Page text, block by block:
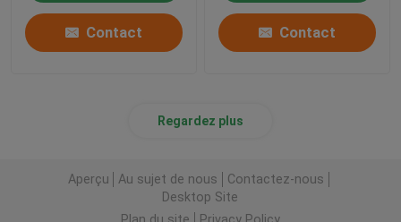
Contact Contact
Regardez plus
Aperçu Au sujet de nous
Contactez-nous
Desktop Site
Plan du site
Privacy Policy